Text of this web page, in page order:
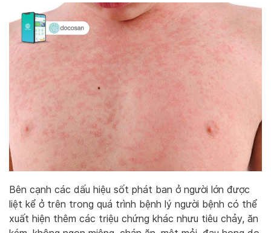
Bên cạnh các dấu hiệu sốt phát ban ở người lớn được
liệt kể ở trên trong quá trình bệnh lý người bệnh có thể
xuất hiện thêm các triệu chứng khác nhưu tiêu chảy, ăn